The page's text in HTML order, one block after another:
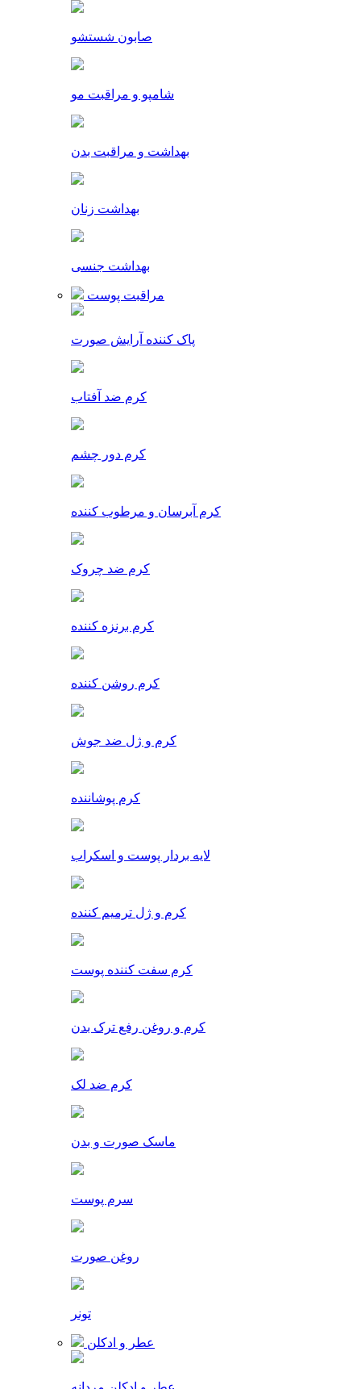
صابون شستشو
شامپو و مراقبت مو
بهداشت و مراقبت بدن
بهداشت زنان
بهداشت جنسی
مراقبت پوست
پاک کننده آرایش صورت
کرم ضد آفتاب
کرم دور چشم
کرم آبرسان و مرطوب کننده
کرم ضد چروک
کرم برنزه کننده
کرم روشن کننده
کرم و ژل ضد جوش
کرم پوشاننده
لایه بردار پوست و اسکراب
کرم و ژل ترمیم کننده
کرم سفت کننده پوست
کرم و روغن رفع ترک بدن
کرم ضد لک
ماسک صورت و بدن
سرم پوست
روغن صورت
تونر
عطر و ادکلن